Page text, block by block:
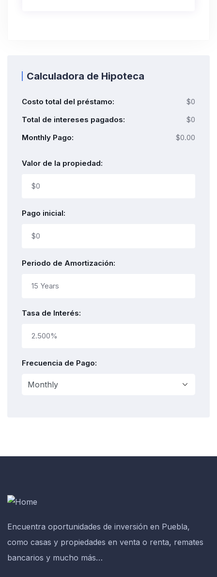
Calculadora de Hipoteca
Costo total del préstamo:
$0
Total de intereses pagados:
$0
Monthly Pago:
$0.00
Valor de la propiedad:
Pago inicial:
Periodo de Amortización:
Tasa de Interés:
Frecuencia de Pago:
Encuentra oportunidades de inversión en Puebla,
como casas y propiedades en venta o renta, remates
bancarios y mucho más…